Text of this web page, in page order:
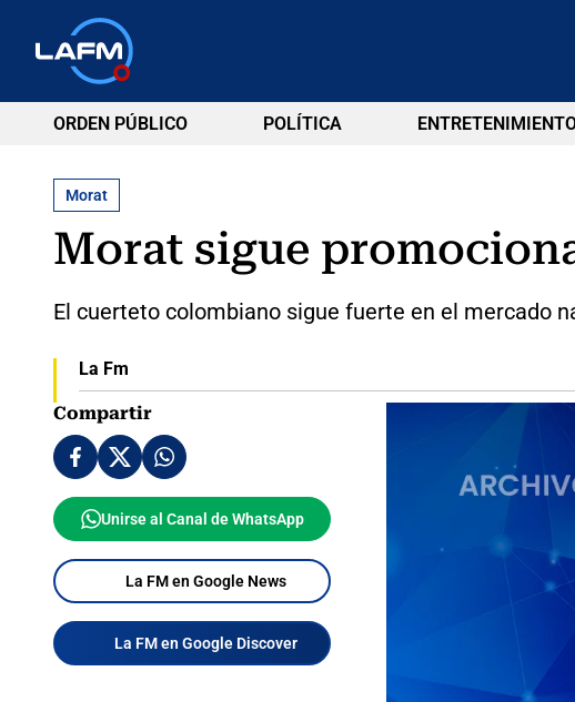
ORDEN PÚBLICO POLÍTICA
Morat
Morat sigue
El cuerteto colombiano sigue fuerte en el mercado
La Fm
Compartir
Unirse al Canal de WhatsApp
La FM en Google News
La FM en Google Discover